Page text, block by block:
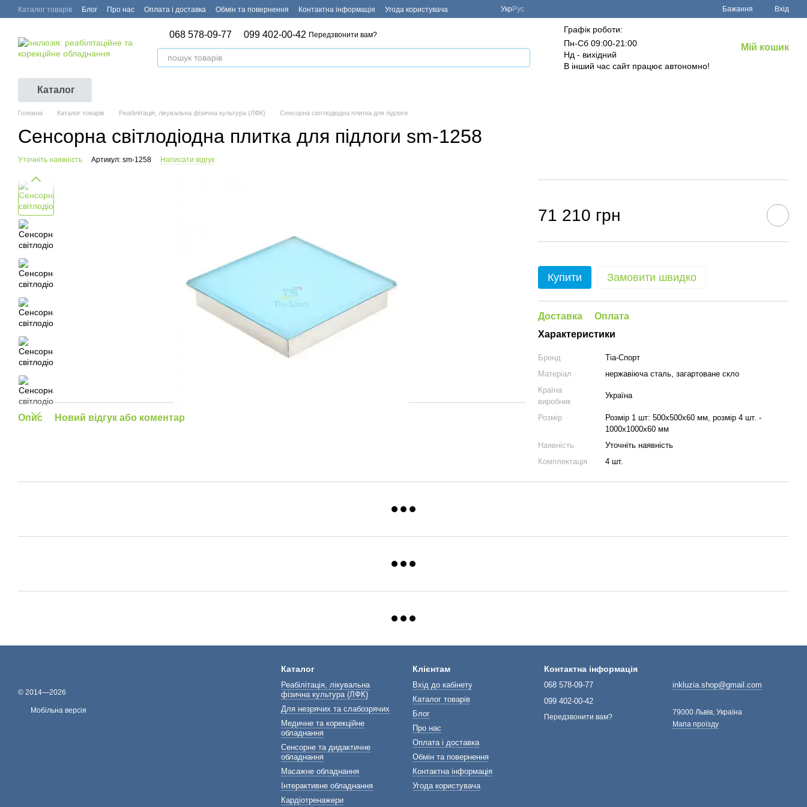
Перейти до основного контенту
Каталог товарів Блог Про нас Оплата і доставка Обмін та повернення Контактна інформація Угода користувача УкрРус Бажання Вхід
068 578-09-77 099 402-00-42 Передзвонити вам?
Графік роботи:
Пн-Сб 09:00-21:00
Нд - вихідний
В інший час сайт працює автономно!
Мій кошик
Каталог
Головна Каталог товарів Реабілітація, лікувальна фізична культура (ЛФК) Сенсорна світлодіодна плитка для підлоги
Сенсорна світлодіодна плитка для підлоги sm-1258
Уточніть наявність Артикул: sm-1258 Написати відгук
Опис Новий відгук або коментар
71 210 грн
Купити Замовити швидко
Доставка
Оплата
Характеристики
Бренд
Тіа-Спорт
Матеріал
нержавіюча сталь, загартоване скло
Країна
виробник
Україна
Розмір
Розмір 1 шт: 500x500x60 мм, розмір 4 шт. -
1000x1000x60 мм
Наявність
Уточніть наявність
Комплектація
4 шт.
© 2014—2026
Мобільна версія
Каталог
Реабілітація, лікувальна
фізична культура (ЛФК)
Для незрячих та слабозрячих
Медичне та корекційне
обладнання
Сенсорне та дидактичне
обладнання
Масажне обладнання
Інтерактивне обладнання
Кардіотренажери
Клієнтам
Вхід до кабінету
Каталог товарів
Блог
Про нас
Оплата і доставка
Обмін та повернення
Контактна інформація
Угода користувача
Контактна інформація
068 578-09-77
099 402-00-42
Передзвонити вам?
inkluzia.shop@gmail.com
79000 Львів, Україна
Мапа проїзду